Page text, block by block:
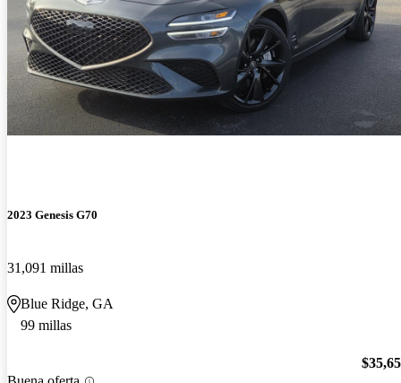
2023 Genesis G70
31,091 millas
Blue Ridge, GA
99 millas